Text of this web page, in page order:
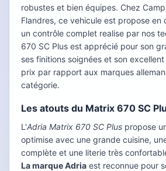
robustes et bien équipes. Chez
Flandres, ce vehicule est propose
un contrôle complet realise par nos
670 SC Plus est apprécié pour son
ses finitions soignées et son
prix par rapport aux marques
catégorie.
Les atouts du Matrix 670 SC
L'Adria Matrix 670 SC Plus propose
optimise avec une grande cuisine,
complète et une literie très
La marque Adria est reconnue pour